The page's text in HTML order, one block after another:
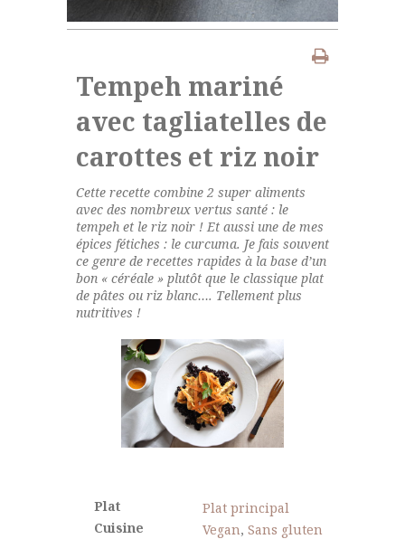
Tempeh mariné
avec tagliatelles de
carottes et riz noir
Cette recette combine 2 super aliments
avec des nombreux vertus santé : le
tempeh et le riz noir ! Et aussi une de mes
épices fétiches : le curcuma. Je fais souvent
ce genre de recettes rapides à la base d’un
bon « céréale » plutôt que le classique plat
de pâtes ou riz blanc…. Tellement plus
nutritives !
Plat
Plat principal
Cuisine
Vegan, Sans gluten